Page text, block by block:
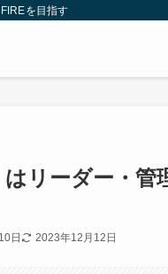
を目指す
はリーダー・
日 2023年12月12日